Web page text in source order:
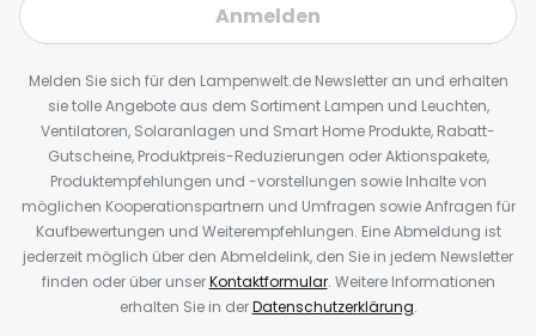
Anmelden
Melden Sie sich für den Lampenwelt.de Newsletter an und erhalten
sie tolle Angebote aus dem Sortiment Lampen und Leuchten,
Ventilatoren, Solaranlagen und Smart Home Produkte, Rabatt-
Gutscheine, Produktpreis-Reduzierungen oder Aktionspakete,
Produktempfehlungen und -vorstellungen sowie Inhalte von
möglichen Kooperationspartnern und Umfragen sowie Anfragen für
Kaufbewertungen und Weiterempfehlungen. Eine Abmeldung ist
jederzeit möglich über den Abmeldelink, den Sie in jedem Newsletter
finden oder über unserKontaktformular. Weitere Informationen
erhalten Sie in derDatenschutzerklärung.